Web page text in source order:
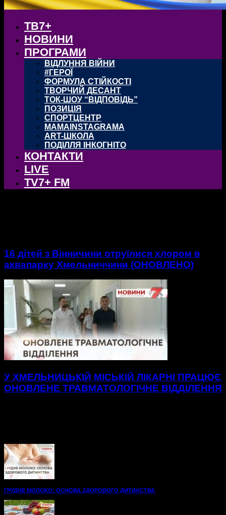
ТВ7+
НОВИНИ
ПРОГРАМИ
ВІДЛУННЯ ВІЙНИ
#ГЕРОЇ
ФОРМУЛА СТІЙКОСТІ
ТВОРЧИЙ ДЕСАНТ
ТОК-ШОУ “ВІДПОВІДЬ”
ПОЗИЦІЯ
СПОРТЦЕНТР
MAMAINSTAGRAMA
ART-ШКОЛА
ПОДІЛЛЯ ІНКОГНІТО
КОНТАКТИ
LIVE
TV7+ FM
16 дітей з Вінничини отруїлися хлором в
аквапарку Хмельниччини (ОНОВЛЕНО)
У ХМЕЛЬНИЦЬКІЙ МІСЬКІЙ ЛІКАРНІ ПРАЦЮЄ
ОНОВЛЕНЕ ТРАВМАТОЛОГІЧНЕ ВІДДІЛЕННЯ
ГРУДНЕ МОЛОКО: ОСНОВА ЗДОРОВОГО ДИТИНСТВА